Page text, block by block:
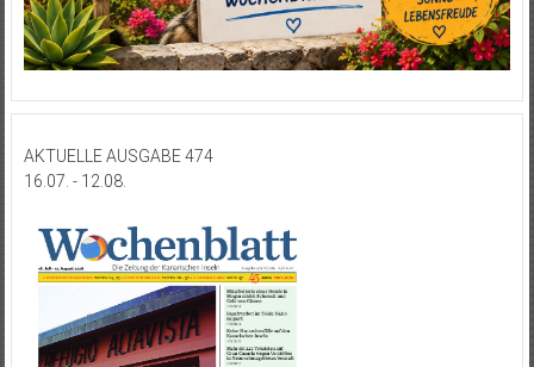
AKTUELLE AUSGABE 474
16.07. - 12.08.